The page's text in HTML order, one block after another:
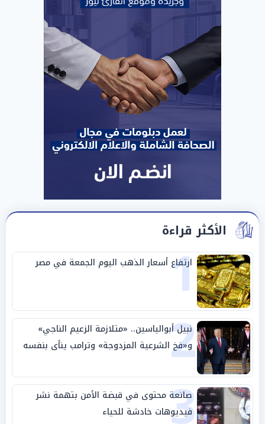
الأكثر قراءة
1
ارتفاع أسعار الذهب اليوم الجمعة في مصر
2
نبيل أبوالياسين.. «متلازمة الزعيم الناجي»
و«فخ الشرعية المزدوجة» وترامب ينأى بنفسه
وحليفه في «ميتم استراتيجي»
صانعة محتوى في قبضة الأمن بتهمة نشر
فيديوهات خادشة للحياء